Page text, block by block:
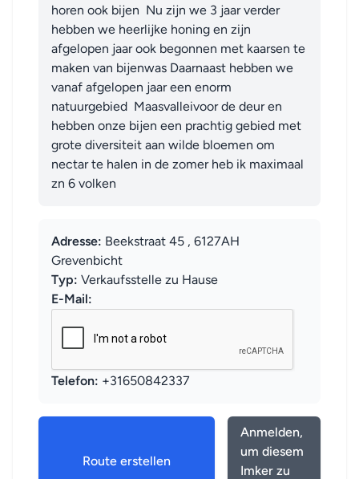
horen ook bijen  Nu zijn we 3 jaar verder
hebben we heerlijke honing en zijn
afgelopen jaar ook begonnen met kaarsen te
maken van bijenwas Daarnaast hebben we
vanaf afgelopen jaar een enorm
natuurgebied  Maasvalleivoor de deur en
hebben onze bijen een prachtig gebied met
grote diversiteit aan wilde bloemen om
nectar te halen in de zomer heb ik maximaal
zn 6 volken
Adresse: Beekstraat 45 , 6127AH
Grevenbicht
Typ: Verkaufsstelle zu Hause
E-Mail:
Telefon: +31650842337
Route erstellen
Anmelden,
um diesem
Imker zu